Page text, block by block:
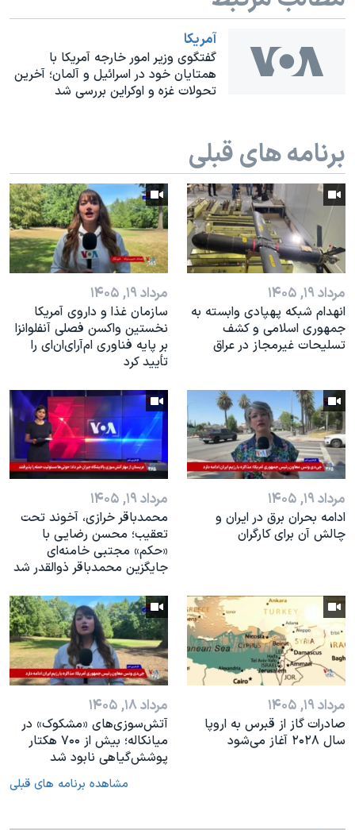
نرگس محمدی برنده جایزه نوبل صلح
همایش محافظه‌کاران آمریکا «سی‌پک»
آمريکا
گفتگوی وزیر امور خارجه آمریکا با
همتایان خود در اسرائیل و آلمان؛ آخرین
تحولات غزه و اوکراین بررسی شد
برنامه های قبلی
مرداد ۱۹, ۱۴۰۵
انهدام شبکه پهپادی وابسته به
جمهوری اسلامی و کشف
تسلیحات غیرمجاز در عراق
مرداد ۱۹, ۱۴۰۵
سازمان غذا و داروی آمریکا
نخستین واکسن فصلی آنفلوانزا
بر پایه فناوری ام‌آر‌ای‌ان‌ای را
تأیید کرد
مرداد ۱۹, ۱۴۰۵
ادامه بحران برق در ایران و
چالش آن برای کارگران
مرداد ۱۹, ۱۴۰۵
محمدباقر خرازی، آخوند تحت
تعقیب؛ محسن رضایی با
«حکم» مجتبی خامنه‌ای
جایگزین محمدباقر ذوالقدر شد
مرداد ۱۹, ۱۴۰۵
صادرات گاز از قبرس به اروپا
سال ۲۰۲۸ آغاز می‌شود
مرداد ۱۸, ۱۴۰۵
آتش‌سوزی‌های «مشکوک» در
میانکاله؛ بیش از ۷۰۰ هکتار
پوشش‌گیاهی نابود شد
مشاهده برنامه های قبلی